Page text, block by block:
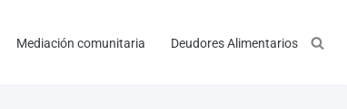
Mediación comunitaria Deudores Alimentarios